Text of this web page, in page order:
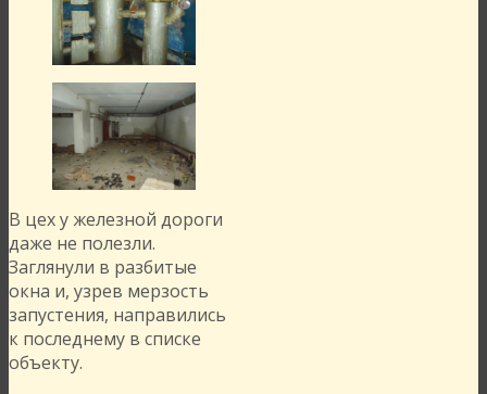
В цех у железной дороги
даже не полезли.
Заглянули в разбитые
окна и, узрев мерзость
запустения, направились
к последнему в списке
объекту.